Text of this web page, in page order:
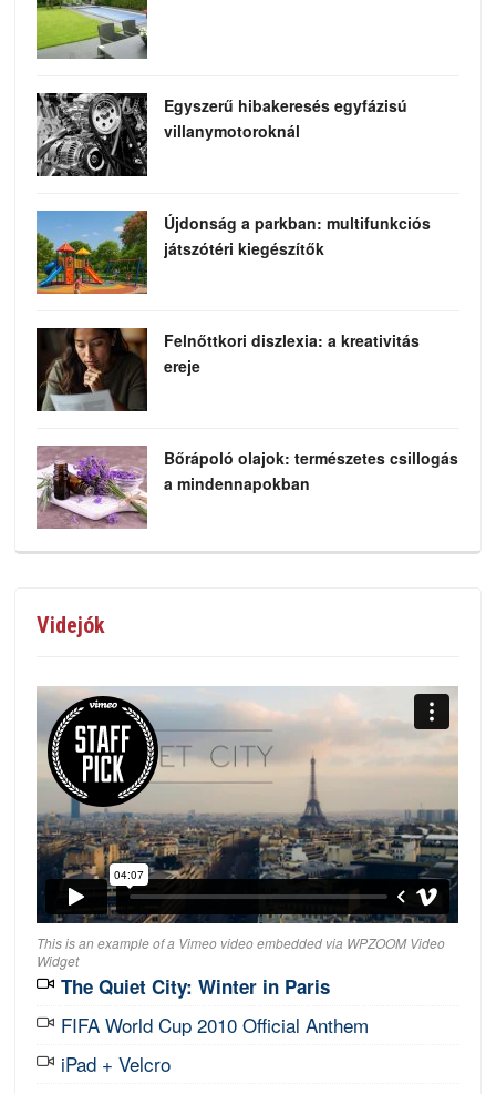
Egyszerű hibakeresés egyfázisú
villanymotoroknál
Újdonság a parkban: multifunkciós
játszótéri kiegészítők
Felnőttkori diszlexia: a kreativitás
ereje
Bőrápoló olajok: természetes csillogás
a mindennapokban
Videjók
This is an example of a Vimeo video embedded via WPZOOM Video
Widget
The Quiet City: Winter in Paris
FIFA World Cup 2010 Official Anthem
iPad + Velcro